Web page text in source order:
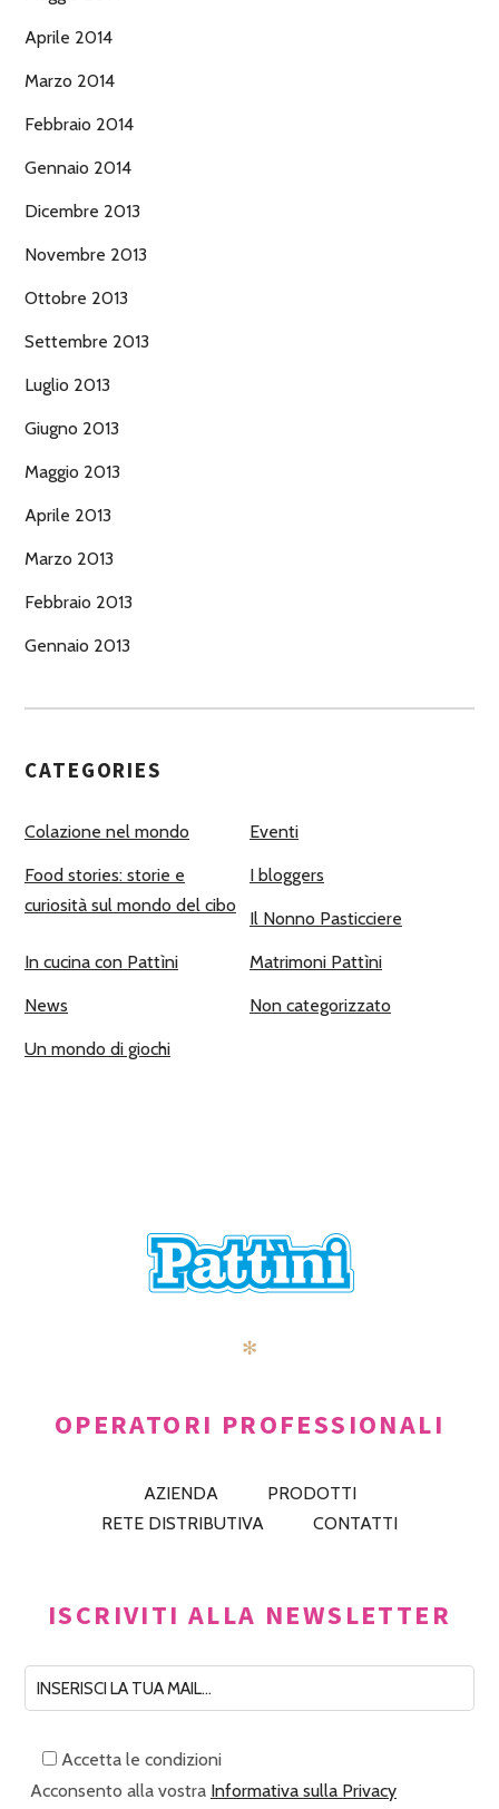
Aprile 2014
Marzo 2014
Febbraio 2014
Gennaio 2014
Dicembre 2013
Novembre 2013
Ottobre 2013
Settembre 2013
Luglio 2013
Giugno 2013
Maggio 2013
Aprile 2013
Marzo 2013
Febbraio 2013
Gennaio 2013
CATEGORIES
Colazione nel mondo Eventi
Food stories: storie e
curiosità sul mondo del cibo
I bloggers
Il Nonno Pasticciere
In cucina con Pattìni Matrimoni Pattìni
News Non categorizzato
Un mondo di giochi
✻
OPERATORI PROFESSIONALI
AZIENDA
PRODOTTI
RETE DISTRIBUTIVA
CONTATTI
ISCRIVITI ALLA NEWSLETTER
Accetta le condizioni
Acconsento alla vostra Informativa sulla Privacy